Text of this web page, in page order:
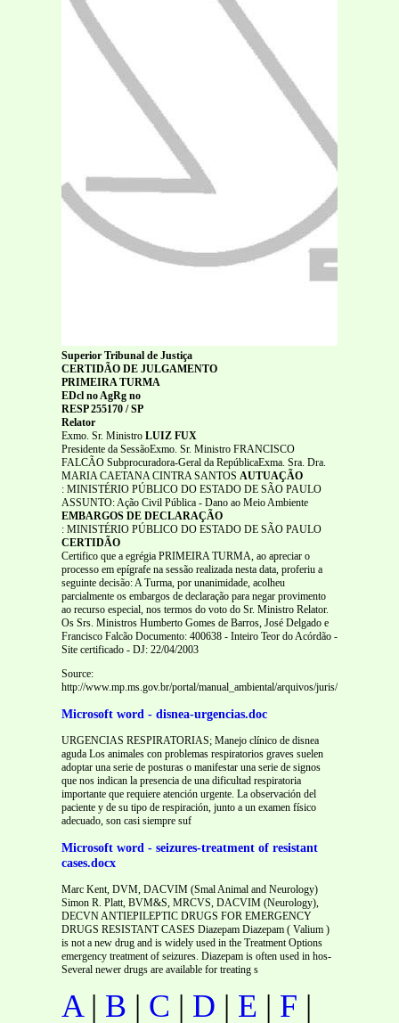
Superior Tribunal de Justiça
CERTIDÃO DE JULGAMENTO
PRIMEIRA TURMA
EDcl no AgRg no
RESP 255170 / SP
Relator
Exmo. Sr. Ministro LUIZ FUX
Presidente da SessãoExmo. Sr. Ministro FRANCISCO
FALCÃO Subprocuradora-Geral da RepúblicaExma. Sra. Dra.
MARIA CAETANA CINTRA SANTOS AUTUAÇÃO
: MINISTÉRIO PÚBLICO DO ESTADO DE SÃO PAULO
ASSUNTO: Ação Civil Pública - Dano ao Meio Ambiente
EMBARGOS DE DECLARAÇÃO
: MINISTÉRIO PÚBLICO DO ESTADO DE SÃO PAULO
CERTIDÃO
Certifico que a egrégia PRIMEIRA TURMA, ao apreciar o
processo em epígrafe na sessão realizada nesta data, proferiu a
seguinte decisão: A Turma, por unanimidade, acolheu
parcialmente os embargos de declaração para negar provimento
ao recurso especial, nos termos do voto do Sr. Ministro Relator.
Os Srs. Ministros Humberto Gomes de Barros, José Delgado e
Francisco Falcão Documento: 400638 - Inteiro Teor do Acórdão -
Site certificado - DJ: 22/04/2003
Source:
http://www.mp.ms.gov.br/portal/manual_ambiental/arquivos/juris/
Microsoft word - disnea-urgencias.doc
URGENCIAS RESPIRATORIAS; Manejo clínico de disnea
aguda Los animales con problemas respiratorios graves suelen
adoptar una serie de posturas o manifestar una serie de signos
que nos indican la presencia de una dificultad respiratoria
importante que requiere atención urgente. La observación del
paciente y de su tipo de respiración, junto a un examen físico
adecuado, son casi siempre suf
Microsoft word - seizures-treatment of resistant
cases.docx
Marc Kent, DVM, DACVIM (Smal Animal and Neurology)
Simon R. Platt, BVM&S, MRCVS, DACVIM (Neurology),
DECVN ANTIEPILEPTIC DRUGS FOR EMERGENCY
DRUGS RESISTANT CASES Diazepam Diazepam ( Valium )
is not a new drug and is widely used in the Treatment Options
emergency treatment of seizures. Diazepam is often used in hos-
Several newer drugs are available for treating s
A| B | C | D | E | F |